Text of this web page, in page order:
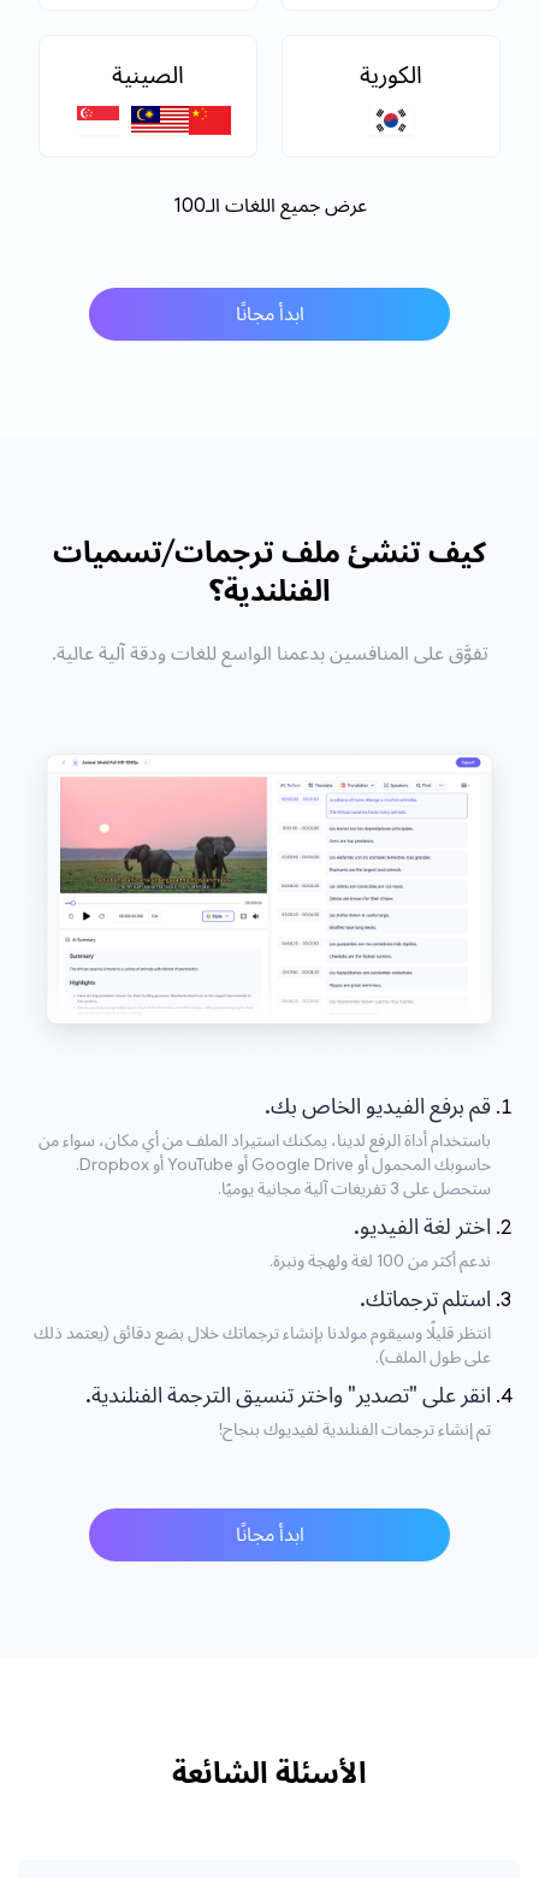
الكورية الصينية
عرض جميع اللغات الـ100
ابدأ مجانًا
كيف تنشئ ملف ترجمات/تسميات
الفنلندية؟
تفوَّق على المنافسين بدعمنا الواسع للغات ودقة آلية عالية.
قم برفع الفيديو الخاص بك.
باستخدام أداة الرفع لدينا، يمكنك استيراد الملف من أي مكان، سواء من
حاسوبك المحمول أو Google Drive أو YouTube أو Dropbox.
ستحصل على 3 تفريغات آلية مجانية يوميًا.
اختر لغة الفيديو.
ندعم أكثر من 100 لغة ولهجة ونبرة.
استلم ترجماتك.
انتظر قليلًا وسيقوم مولدنا بإنشاء ترجماتك خلال بضع دقائق (يعتمد ذلك
على طول الملف).
انقر على "تصدير" واختر تنسيق الترجمة الفنلندية.
تم إنشاء ترجمات الفنلندية لفيديوك بنجاح!
ابدأ مجانًا
الأسئلة الشائعة